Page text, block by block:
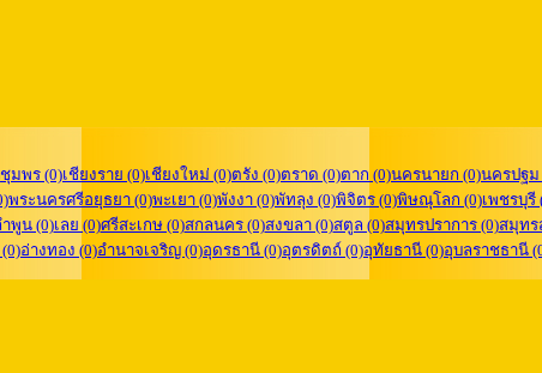
ชุมพร (0)เชียงราย (0)เชียงใหม่ (0)ตรัง (0)ตราด (0)ตาก (0)นครนายก (0)นครปฐม
พระนครศรีอยุธยา (0)พะเยา (0)พังงา (0)พัทลุง (0)พิจิตร (0)พิษณุโลก (0)เพชรบุรี
พูน (0)เลย (0)ศรีสะเกษ (0)สกลนคร (0)สงขลา (0)สตูล (0)สมุทรปราการ (0)สมุทร
อ่างทอง (0)อำนาจเจริญ (0)อุดรธานี (0)อุตรดิตถ์ (0)อุทัยธานี (0)อุบลราชธานี